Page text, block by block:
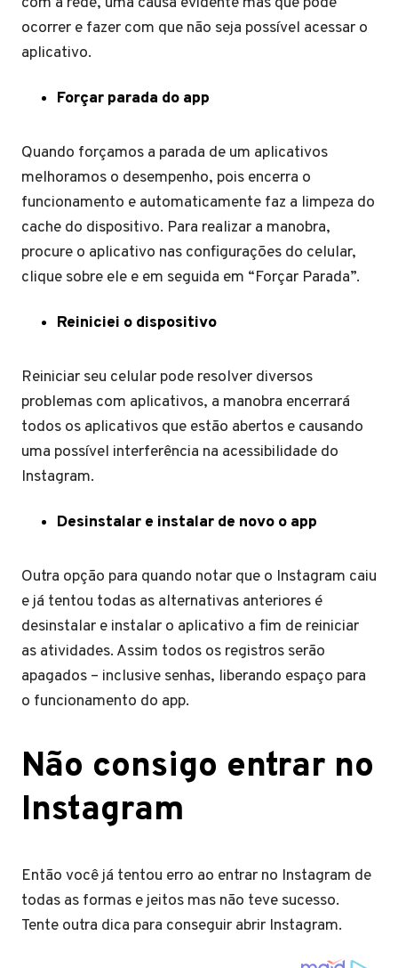
ocorrer e fazer com que não seja possível acessar o
aplicativo.
Forçar parada do app
Quando forçamos a parada de um aplicativos
melhoramos o desempenho, pois encerra o
funcionamento e automaticamente faz a limpeza do
cache do dispositivo. Para realizar a manobra,
procure o aplicativo nas configurações do celular,
clique sobre ele e em seguida em “Forçar Parada”.
Reiniciei o dispositivo
Reiniciar seu celular pode resolver diversos
problemas com aplicativos, a manobra encerrará
todos os aplicativos que estão abertos e causando
uma possível interferência na acessibilidade do
Instagram.
Desinstalar e instalar de novo o app
Outra opção para quando notar que o Instagram caiu
e já tentou todas as alternativas anteriores é
desinstalar e instalar o aplicativo a fim de reiniciar
as atividades. Assim todos os registros serão
apagados – inclusive senhas, liberando espaço para
o funcionamento do app.
Não consigo entrar no
Instagram
Então você já tentou erro ao entrar no Instagram de
todas as formas e jeitos mas não teve sucesso.
Tente outra dica para conseguir abrir Instagram.